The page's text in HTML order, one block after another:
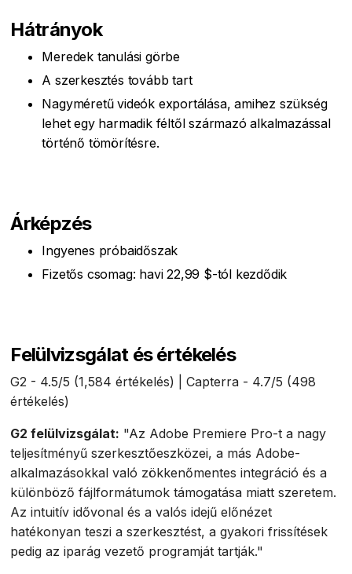
Hátrányok
Meredek tanulási görbe
A szerkesztés tovább tart
Nagyméretű videók exportálása, amihez szükség
lehet egy harmadik féltől származó alkalmazással
történő tömörítésre.
Árképzés
Ingyenes próbaidőszak
Fizetős csomag: havi 22,99 $-tól kezdődik
Felülvizsgálat és értékelés
G2 - 4.5/5 (1,584 értékelés) | Capterra - 4.7/5 (498
értékelés)
G2 felülvizsgálat: "Az Adobe Premiere Pro-t a nagy
teljesítményű szerkesztőeszközei, a más Adobe-
alkalmazásokkal való zökkenőmentes integráció és a
különböző fájlformátumok támogatása miatt szeretem.
Az intuitív idővonal és a valós idejű előnézet
hatékonyan teszi a szerkesztést, a gyakori frissítések
pedig az iparág vezető programját tartják."